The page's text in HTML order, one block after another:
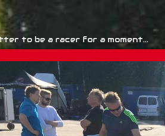
to be a racer for a moment...